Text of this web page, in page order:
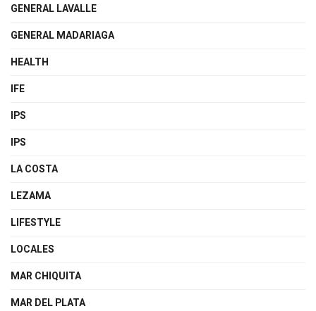
GENERAL LAVALLE
GENERAL MADARIAGA
HEALTH
IFE
IPS
IPS
LA COSTA
LEZAMA
LIFESTYLE
LOCALES
MAR CHIQUITA
MAR DEL PLATA